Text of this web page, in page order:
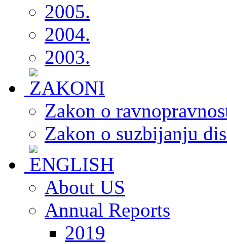
2005.
2004.
2003.
Zakon o
Zakon o suzbijanju
About US
Annual Reports
2019